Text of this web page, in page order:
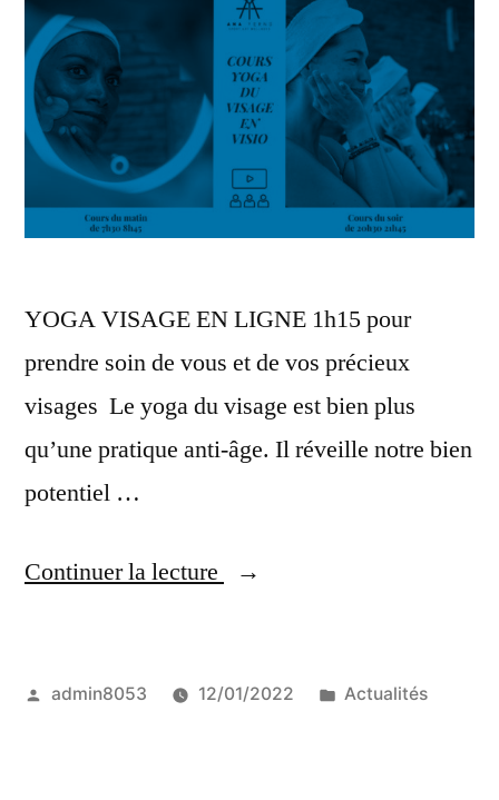
YOGA VISAGE EN LIGNE 1h15 pour
prendre soin de vous et de vos précieux
visages Le yoga du visage est bien plus
qu’une pratique anti-âge. Il réveille notre bien
potentiel …
Continuer la lecture
« Cours
du
Publié
admin8053 12/01/2022
Publié
Actualités